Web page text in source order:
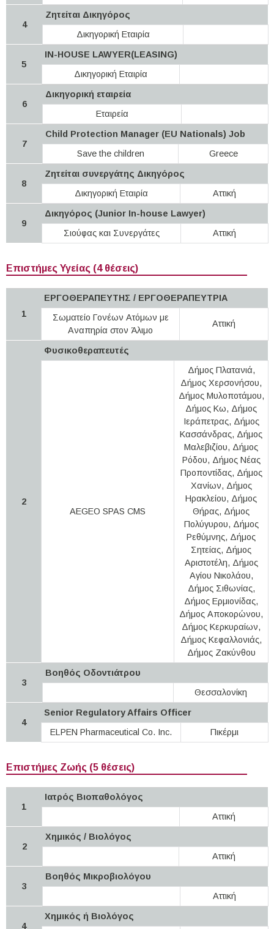
4
Ζητείται Δικηγόρος
Δικηγορική Εταιρία
5
IN-HOUSE LAWYER(LEASING)
Δικηγορική Εταιρία
6
Δικηγορική εταιρεία
Εταιρεία
7
Child Protection Manager (EU Nationals) Job
Save the children
Greece
8
Ζητείται συνεργάτης Δικηγόρος
Δικηγορική Εταιρία
Αττική
9
Δικηγόρος (Junior In-house Lawyer)
Σιούφας και Συνεργάτες
Αττική
Επιστήμες Υγείας (4 θέσεις)
1
ΕΡΓΟΘΕΡΑΠΕΥΤΗΣ / ΕΡΓΟΘΕΡΑΠΕΥΤΡΙΑ
Σωματείο Γονέων Ατόμων με
Αναπηρία στον Άλιμο
Αττική
2
Φυσικοθεραπευτές
AEGEO SPAS CMS
Δήμος Πλατανιά,
Δήμος Χερσονήσου,
Δήμος Μυλοποτάμου,
Δήμος Κω, Δήμος
Ιεράπετρας, Δήμος
Κασσάνδρας, Δήμος
Μαλεβιζίου, Δήμος
Ρόδου, Δήμος Νέας
Προποντίδας, Δήμος
Χανίων, Δήμος
Ηρακλείου, Δήμος
Θήρας, Δήμος
Πολύγυρου, Δήμος
Ρεθύμνης, Δήμος
Σητείας, Δήμος
Αριστοτέλη, Δήμος
Αγίου Νικολάου,
Δήμος Σιθωνίας,
Δήμος Ερμιονίδας,
Δήμος Αποκορώνου,
Δήμος Κερκυραίων,
Δήμος Κεφαλλονιάς,
Δήμος Ζακύνθου
3
Βοηθός Οδοντιάτρου
Θεσσαλονίκη
4
Senior Regulatory Affairs Officer
ELPEN Pharmaceutical Co. Inc.
Πικέρμι
Επιστήμες Ζωής (5 θέσεις)
1
Ιατρός Βιοπαθολόγος
Αττική
2
Χημικός / Βιολόγος
Αττική
3
Βοηθός Mικροβιολόγου
Αττική
4
Χημικός ή Βιολόγος